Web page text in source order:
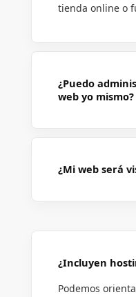
tienda online o
¿Puedo
web yo mismo?
¿Mi web será
¿Incluyen
Podemos